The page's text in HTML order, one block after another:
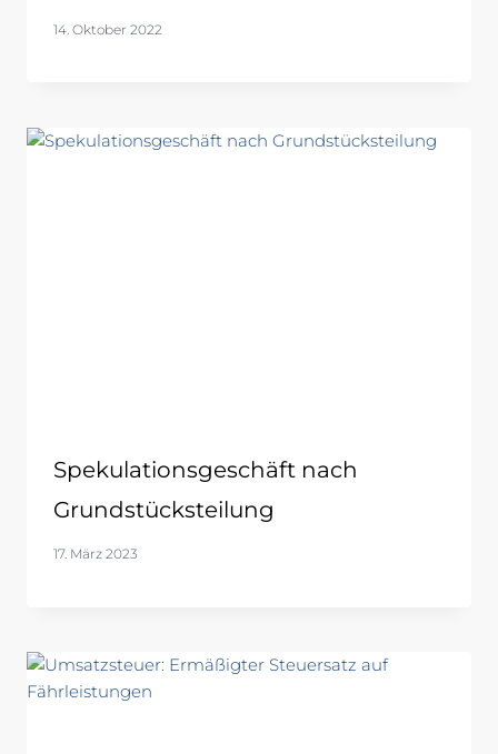
14. Oktober 2022
Spekulationsgeschäft nach
Grundstücksteilung
17. März 2023